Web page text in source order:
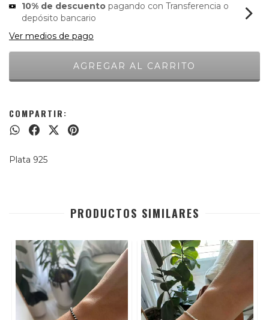
10% de descuento pagando con Transferencia o
depósito bancario
Ver medios de pago
COMPARTIR:
Plata 925
PRODUCTOS SIMILARES